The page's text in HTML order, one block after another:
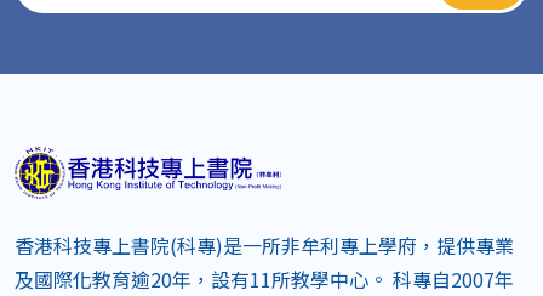
香港科技專上書院(科專)是一所非牟利專上學府，提供專業
及國際化教育逾20年，設有11所教學中心。 科專自2007年